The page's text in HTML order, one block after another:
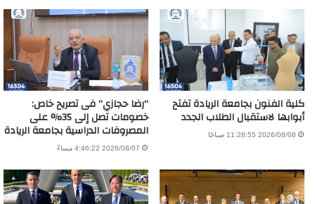
كلية الفنون بجامعة الريادة تفتح
أبوابها لاستقبال الطلاب الجدد
2026/08/08 11:28:55 صباحًا
“رضا حجازي” فى تصريح خاص:
خصومات تصل إلى 35% على
المصروفات الدراسية بجامعة الريادة
2026/08/07 4:46:22 مساءً